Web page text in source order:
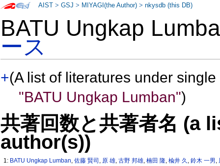
BATU Ungkap
ース
+(A list of literatures under
"BATU Ungkap Lumban")
共著回数と共著者名 (a
author(s))
1: BATU Ungkap Lumban,佐藤 賢司 , 原 雄,古野 邦雄,楠田 隆,楡井 久 ,鈴木 一男,
AIST >GSJ > MIYAGI(the Author) >nkysdb (this DB)